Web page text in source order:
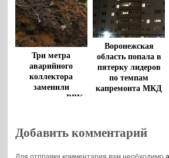
Три метра
аварийного
коллектора
заменили
сотрудники «РВК-
Воронежская
область попала в
пятерку лидеров
по темпам
капремонта МКД
Добавить комментарий